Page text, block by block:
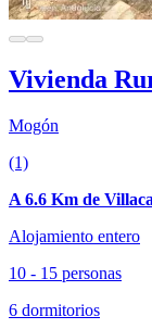
Vivienda
Mogón
(1)
A 6.6 Km de
Alojamiento entero
10 - 15 personas
6 dormitorios